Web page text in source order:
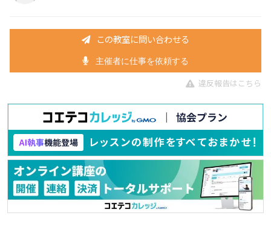
この教室に問い合わせる
主催者に仕事を依頼する
違反報告はこちら